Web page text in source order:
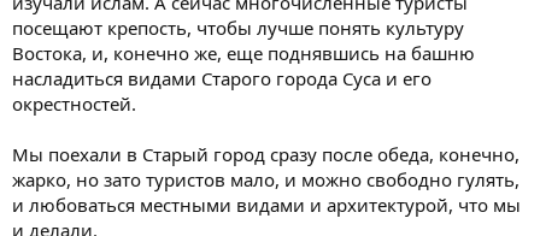
посещают крепость, чтобы лучше понять культуру
Востока, и, конечно же, еще поднявшись на башню
насладиться видами Старого города Суса и его
окрестностей.
Мы поехали в Старый город сразу после обеда, конечно,
жарко, но зато туристов мало, и можно свободно гулять,
и любоваться местными видами и архитектурой, что мы
и делали.